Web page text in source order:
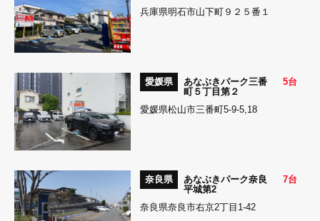
兵庫県明石市山下町９２５番１
愛媛県
あなぶきパーク三番
町５丁目第２
5台
愛媛県松山市三番町5-9-5,18
奈良県
あなぶきパーク奈良
平城第2
7台
奈良県奈良市右京2丁目1-42